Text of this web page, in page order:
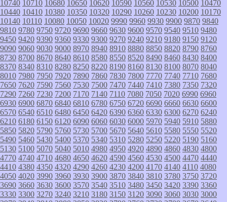
10740 10710 10680 10650 10620 10590 10560 10530 10500 10470
10440 10410 10380 10350 10320 10290 10260 10230 10200 10170
10140 10110 10080 10050 10020 9990 9960 9930 9900 9870 9840
9810 9780 9750 9720 9690 9660 9630 9600 9570 9540 9510 9480
9450 9420 9390 9360 9330 9300 9270 9240 9210 9180 9150 9120
9090 9060 9030 9000 8970 8940 8910 8880 8850 8820 8790 8760
8730 8700 8670 8640 8610 8580 8550 8520 8490 8460 8430 8400
8370 8340 8310 8280 8250 8220 8190 8160 8130 8100 8070 8040
8010 7980 7950 7920 7890 7860 7830 7800 7770 7740 7710 7680
7650 7620 7590 7560 7530 7500 7470 7440 7410 7380 7350 7320
7290 7260 7230 7200 7170 7140 7110 7080 7050 7020 6990 6960
6930 6900 6870 6840 6810 6780 6750 6720 6690 6660 6630 6600
6570 6540 6510 6480 6450 6420 6390 6360 6330 6300 6270 6240
6210 6180 6150 6120 6090 6060 6030 6000 5970 5940 5910 5880
5850 5820 5790 5760 5730 5700 5670 5640 5610 5580 5550 5520
5490 5460 5430 5400 5370 5340 5310 5280 5250 5220 5190 5160
5130 5100 5070 5040 5010 4980 4950 4920 4890 4860 4830 4800
4770 4740 4710 4680 4650 4620 4590 4560 4530 4500 4470 4440
4410 4380 4350 4320 4290 4260 4230 4200 4170 4140 4110 4080
4050 4020 3990 3960 3930 3900 3870 3840 3810 3780 3750 3720
3690 3660 3630 3600 3570 3540 3510 3480 3450 3420 3390 3360
3330 3300 3270 3240 3210 3180 3150 3120 3090 3060 3030 3000